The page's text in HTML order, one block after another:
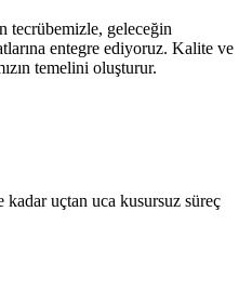
tecrübemizle, geleceğin
entegre ediyoruz. Kalite ve
temelini oluşturur.
kadar uçtan uca kusursuz süreç